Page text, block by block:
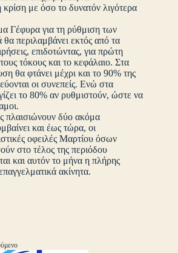
με όσο το δυνατόν λιγότερα
Γέφυρα για τη ρύθμιση των
περιλαμβάνει εκτός από τα
επιδοτώντας, για πρώτη
τόκους και το κεφάλαιο. Στα
θα φτάνει μέχρι και το 90% της
οι συνεπείς. Ενώ στα
το 80% αν ρυθμιστούν, ώστε να
πλαισιώνουν δύο ακόμα
και έως τώρα, οι
οφειλές Μαρτίου όσων
στο τέλος της περιόδου
και αυτόν το μήνα η πλήρης
ακίνητα.